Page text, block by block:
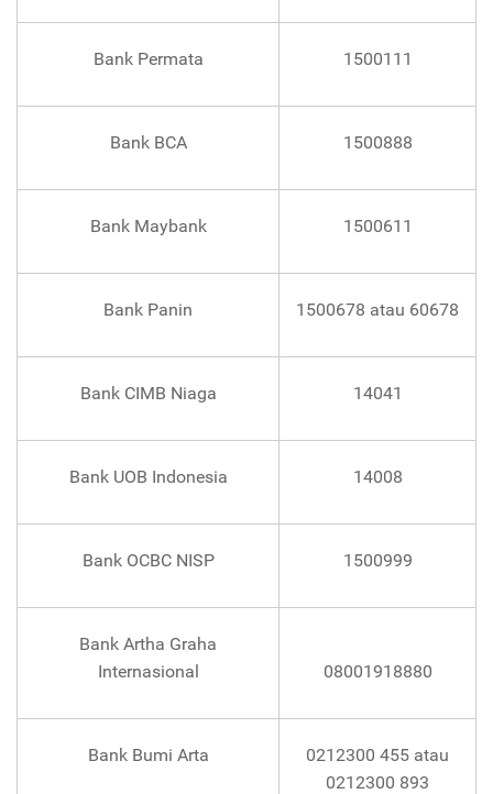
Bank Permata 1500111
Bank BCA 1500888
Bank Maybank 1500611
Bank Panin 1500678 atau 60678
Bank CIMB Niaga 14041
Bank UOB Indonesia 14008
Bank OCBC NISP 1500999
Bank Artha Graha
Internasional
08001918880
Bank Bumi Arta
0212300 455 atau
0212300 893